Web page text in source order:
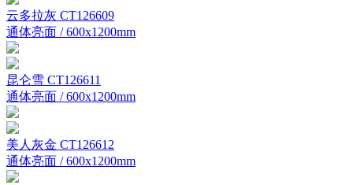
云多拉灰 CT126609
通体亮面 / 600x1200mm
昆仑雪 CT126611
通体亮面 / 600x1200mm
美人灰金 CT126612
通体亮面 / 600x1200mm